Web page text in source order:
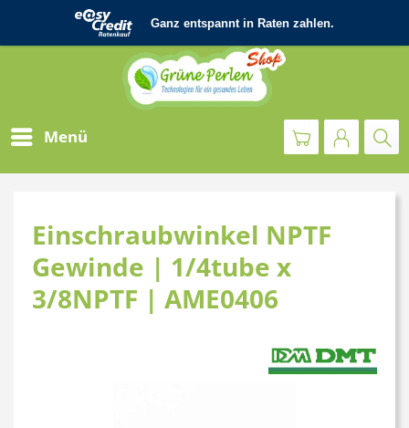
Menü
Einschraubwinkel NPTF
Gewinde | 1/4tube x
3/8NPTF | AME0406